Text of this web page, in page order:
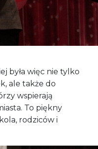
była więc nie tylko
ale także do
wspierają
To piękny
rodziców i